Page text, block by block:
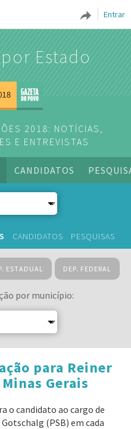
Entrar
Estado
2018: NOTÍCIAS,
E ENTREVISTAS
CANDIDATOS
CANDIDATOS PESQUISAS
ESTADUAL DEP. FEDERAL
por município:
para Reiner
Gerais
o candidato ao cargo de
(PSB) em cada